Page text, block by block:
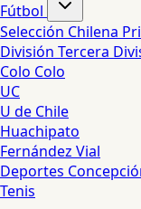
Fútbol
Selección Chilena
División Tercera
Colo Colo
UC
U de Chile
Huachipato
Fernández Vial
Deportes
Tenis